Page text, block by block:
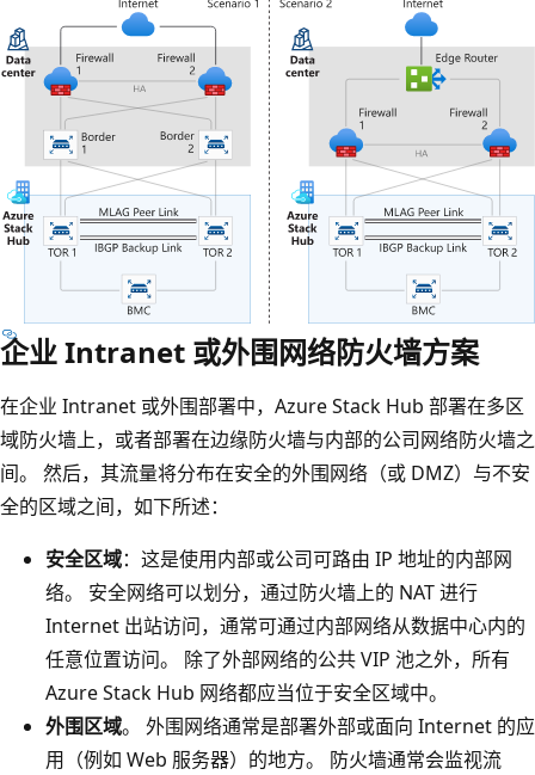
企业 Intranet 或外围网络防火墙方案
在企业 Intranet 或外围部署中，Azure Stack Hub 部署在多区
域防火墙上，或者部署在边缘防火墙与内部的公司网络防火墙之
间。 然后，其流量将分布在安全的外围网络（或 DMZ）与不安
全的区域之间，如下所述：
安全区域：这是使用内部或公司可路由 IP 地址的内部网
络。 安全网络可以划分，通过防火墙上的 NAT 进行
Internet 出站访问，通常可通过内部网络从数据中心内的
任意位置访问。 除了外部网络的公共 VIP 池之外，所有
Azure Stack Hub 网络都应当位于安全区域中。
外围区域。 外围网络通常是部署外部或面向 Internet 的应
用（例如 Web 服务器）的地方。 防火墙通常会监视流